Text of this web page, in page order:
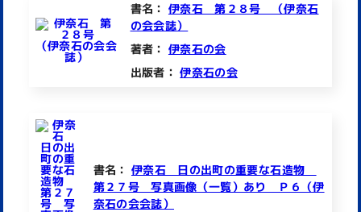
書名： 伊奈石 第２８号 （伊奈石
の会会誌）
著者： 伊奈石の会
出版者：伊奈石の会
書名： 伊奈石 日の出町の重要な石造物
第２７号 写真画像（一覧）あり Ｐ６（伊
奈石の会会誌）